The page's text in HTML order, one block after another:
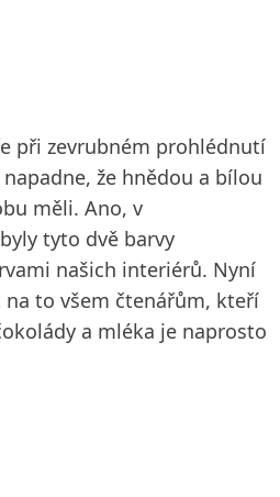
při zevrubném prohlédnutí
že hnědou a bílou
měli. Ano, v
tyto dvě barvy
našich interiérů. Nyní
na to všem čtenářům, kteří
a mléka je naprosto